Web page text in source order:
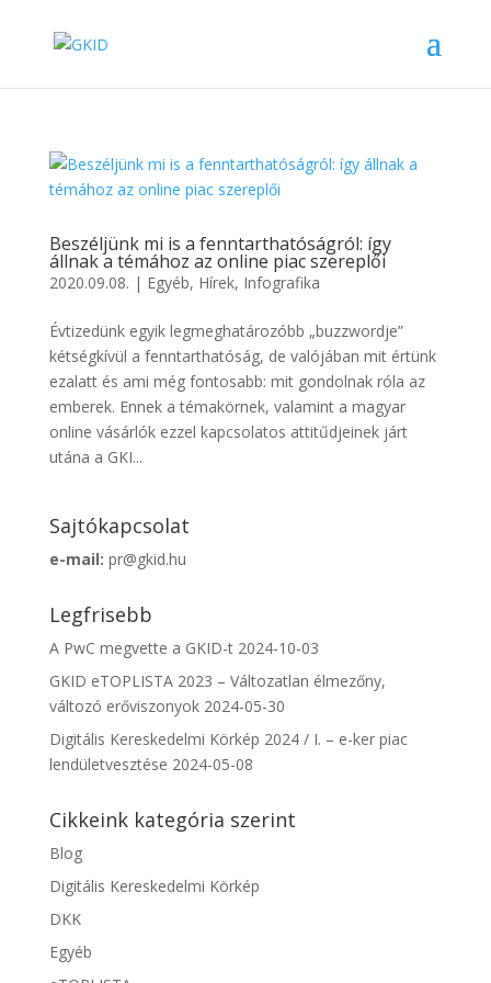
Beszéljünk mi is a fenntarthatóságról: így
állnak a témához az online piac szereplői
2020.09.08. | Egyéb, Hírek, Infografika
Évtizedünk egyik legmeghatározóbb „buzzwordje”
kétségkívül a fenntarthatóság, de valójában mit értünk
ezalatt és ami még fontosabb: mit gondolnak róla az
emberek. Ennek a témakörnek, valamint a magyar
online vásárlók ezzel kapcsolatos attitűdjeinek járt
utána a GKI...
Sajtókapcsolat
e-mail: pr@gkid.hu
Legfrisebb
A PwC megvette a GKID-t 2024-10-03
GKID eTOPLISTA 2023 – Változatlan élmezőny,
változó erőviszonyok 2024-05-30
Digitális Kereskedelmi Körkép 2024 / I. – e-ker piac
lendületvesztése 2024-05-08
Cikkeink kategória szerint
Blog
Digitális Kereskedelmi Körkép
DKK
Egyéb